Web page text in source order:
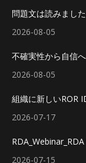
問題文は読みまし
2026-08-05
不確実性から自信
2026-08-05
組織に新しいROR
2026-07-17
2026-07-15